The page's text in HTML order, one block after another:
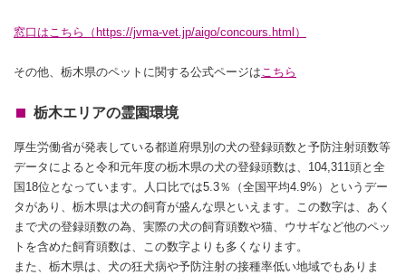
窓口はこちら（https://jvma-vet.jp/aigo/concours.html）
その他、栃木県のペットに関する公式ページは こちら
栃木エリアの霊園環境
厚生労働省が発表している都道府県別の犬の登録頭数と予防注射頭数等
データによると令和元年度の栃木県の犬の登録頭数は、104,311頭と全
国18位となっています。人口比では5.3％（全国平均4.9%）というデー
タがあり、栃木県は犬の飼育が盛んな県といえます。この数字は、あく
まで犬の登録頭数の為、実際の犬の飼育頭数や猫、ウサギなど他のペッ
トを含めた飼育頭数は、この数字よりも多くなります。
また、栃木県は、犬の狂犬病や予防注射の接種率低い地域でもありま